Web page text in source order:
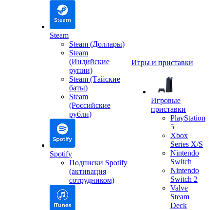
Steam
Steam (Доллары)
Steam
(Индийские
рупии)
Steam (Тайские
баты)
Steam
(Российские
рубли)
Spotify
Подписки Spotify
(активация
сотрудником)
Игры и приставки
Игровые
приставки
PlayStation
5
Xbox
Series X/S
Nintendo
Switch
Nintendo
Switch 2
Valve
Steam
Deck